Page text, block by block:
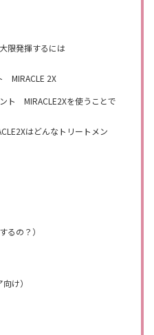
限発揮するには
MIRACLE 2X
ト MIRACLE2Xを使うことで
はどんなトリートメン
るの？）
け）